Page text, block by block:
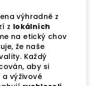
výhradně z
z lokálních
na etický chov
že naše
Každý
aby si
výživové